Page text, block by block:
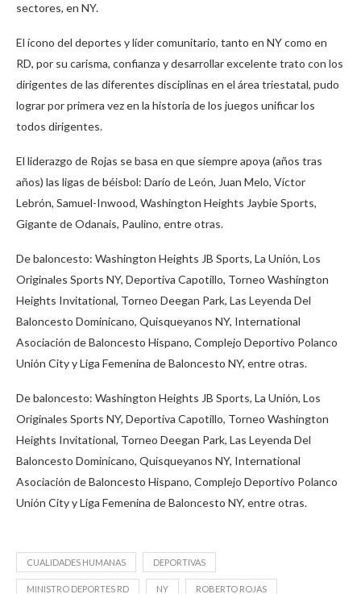
sectores, en NY.
El ícono del deportes y líder comunitario, tanto en NY como en
RD, por su carisma, confianza y desarrollar excelente trato con los
dirigentes de las diferentes disciplinas en el área triestatal, pudo
lograr por primera vez en la historia de los juegos unificar los
todos dirigentes.
El liderazgo de Rojas se basa en que siempre apoya (años tras
años) las ligas de béisbol: Darío de León, Juan Melo, Víctor
Lebrón, Samuel-Inwood, Washington Heights Jaybie Sports,
Gigante de Odanais, Paulino, entre otras.
De baloncesto: Washington Heights JB Sports, La Unión, Los
Originales Sports NY, Deportiva Capotillo, Torneo Washington
Heights Invitational, Torneo Deegan Park, Las Leyenda Del
Baloncesto Dominicano, Quisqueyanos NY, International
Asociación de Baloncesto Hispano, Complejo Deportivo Polanco
Unión City y Liga Femenina de Baloncesto NY, entre otras.
De baloncesto: Washington Heights JB Sports, La Unión, Los
Originales Sports NY, Deportiva Capotillo, Torneo Washington
Heights Invitational, Torneo Deegan Park, Las Leyenda Del
Baloncesto Dominicano, Quisqueyanos NY, International
Asociación de Baloncesto Hispano, Complejo Deportivo Polanco
Unión City y Liga Femenina de Baloncesto NY, entre otras.
CUALIDADES HUMANAS DEPORTIVAS
MINISTRO DEPORTES RD NY ROBERTO ROJAS